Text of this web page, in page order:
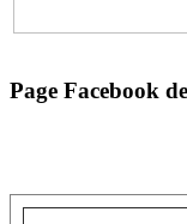
Page Facebook